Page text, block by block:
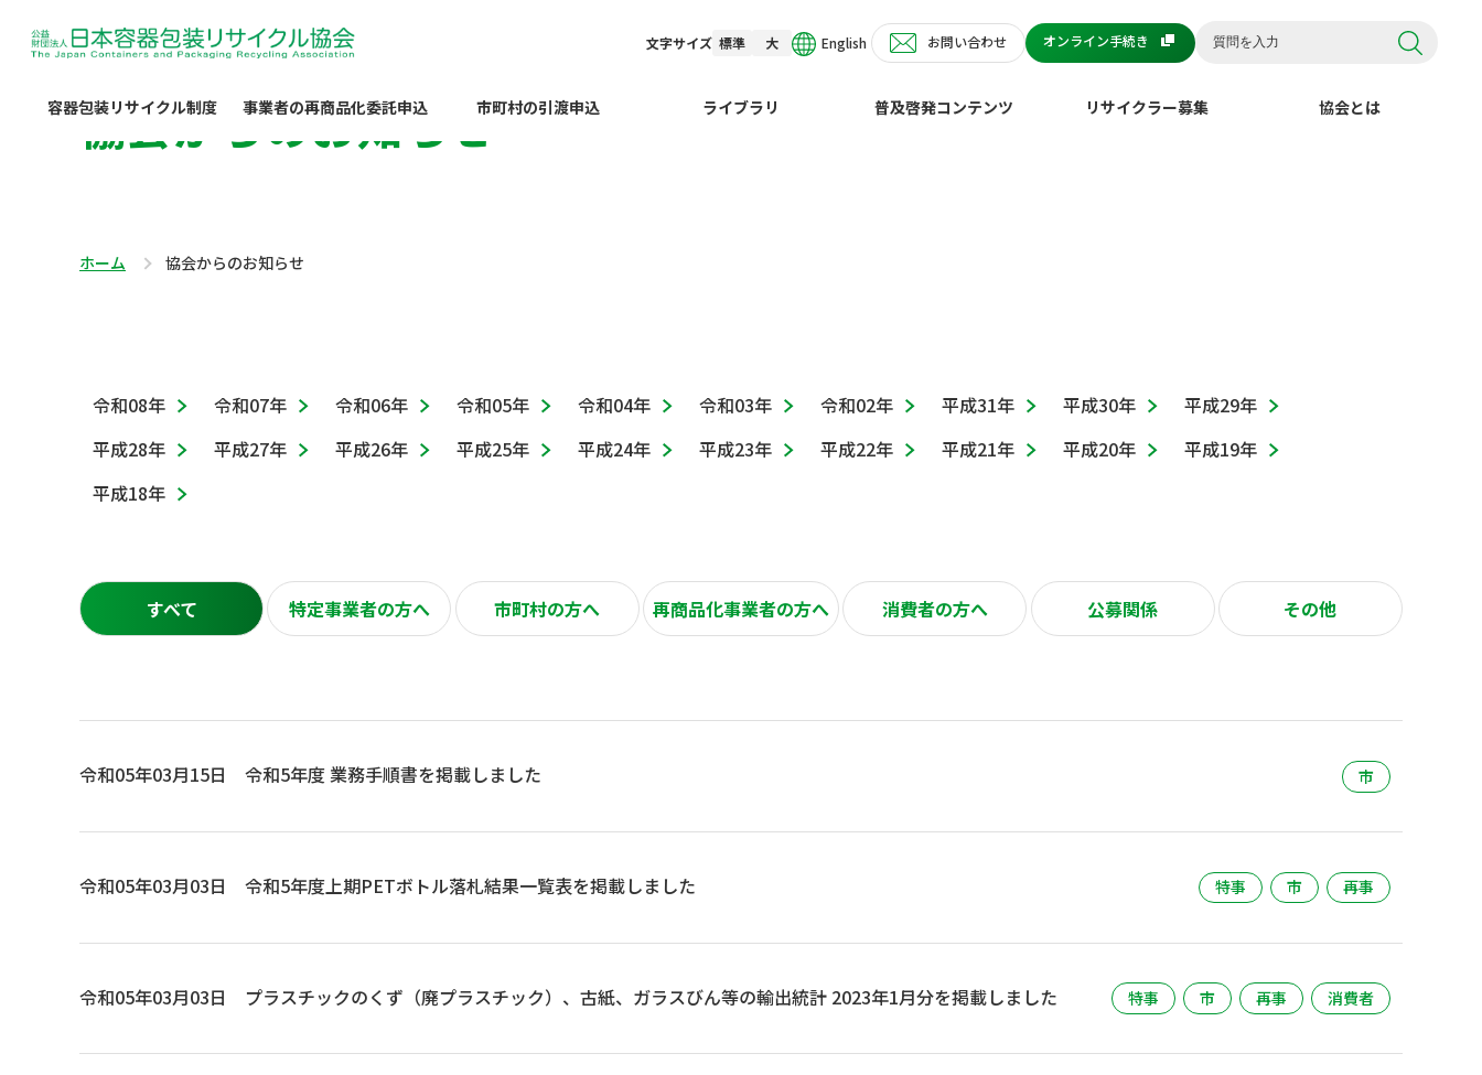
文字サイズ 標準 大 English お問い合わせ オンライン手続き
容器包装リサイクル制度 事業者の再商品化委託申込 市町村の引渡申込 ライブラリ 普及啓発コンテンツ リサイクラー募集 協会とは
協会からのお知らせ
ホーム 協会からのお知らせ
令和08年 令和07年 令和06年 令和05年 令和04年 令和03年 令和02年 平成31年 平成30年
平成29年
平成28年
平成27年 平成26年 平成25年 平成24年 平成23年 平成22年 平成21年 平成20年
平成19年
平成18年
すべて 特定事業者の方へ 市町村の方へ 再商品化事業者の方へ 消費者の方へ 公募関係 その他
令和05年03月15日 令和5年度 業務手順書を掲載しました 市
令和05年03月03日 令和5年度上期PETボトル落札結果一覧表を掲載しました 特事 市 再事
令和05年03月03日 プラスチックのくず（廃プラスチック）、古紙、ガラスびん等の輸出統計 2023年1月分を掲載しました 特事 市 再事 消費者